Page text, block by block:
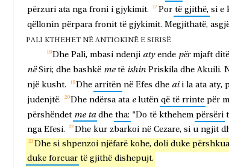
përzuri ata nga froni i gjykimit. Por të gjithë, si e
qëllonin përpara fronit të gjykimit. Megjithatë,
PALI KTHEHET NË ANTIOKINË E SIRISË
Dhe Pali, mbasi ndenji aty ende për mjaft
në Siri; dhe bashkë me të ishin Priskila dhe Akuili.
një kusht. Dhe arritën në Efes dhe ai i la ata aty,
judenjtë. Dhe ndërsa ata e lutën që të rrinte për
përshëndet me ta dhe tha: "Do të kthehem përsëri
nga Efesi. Dhe kur zbarkoi në Cezare, si u ngjit
Dhe si shpenzoi njëfarë kohe, doli duke
duke forcuar të gjithë dishepujt.